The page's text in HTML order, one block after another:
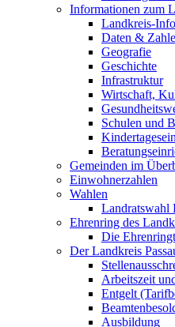
Informationen zum
Landkreis-
Daten &
Geografie
Geschichte
Infrastruktur
Wirtschaft,
Schulen und
Gemeinden im
Einwohnerzahlen
Wahlen
Landratswahl
Ehrenring des
Die
Der Landkreis
Arbeitszeit
Entgelt
Ausbildung